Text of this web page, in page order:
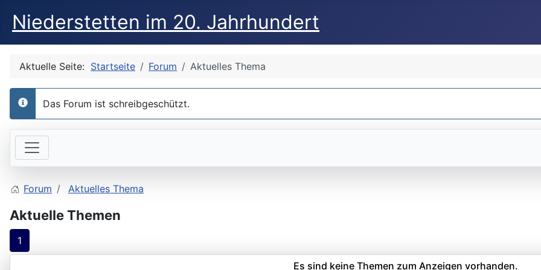
Niederstetten im 20. Jahrhundert
Aktuelle Seite: Startseite Forum Aktuelles Thema
info
Das Forum ist schreibgeschützt.
Forum Aktuelles Thema
Aktuelle Themen
1
Es sind keine Themen zum Anzeigen vorhanden.